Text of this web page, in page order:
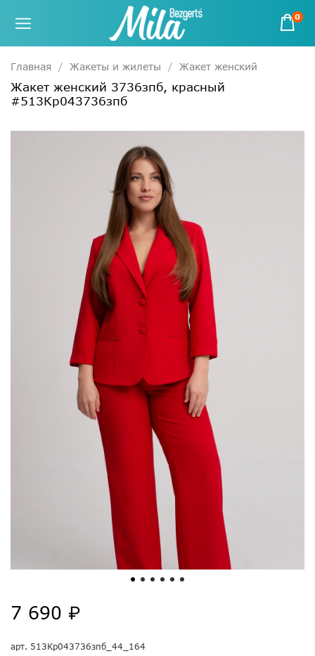
0
Главная Жакеты и жилеты Жакет женский
Жакет женский 3736зпб, красный
#513Кр043736зпб
арт. 513Кр043736зпб_44_164
7 690 ₽